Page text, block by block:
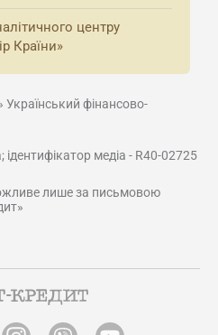
центру
Країни»
фінансово-
ідентифікатор медіа - R40-02725
лише за письмовою